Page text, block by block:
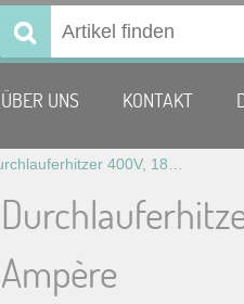
Suchen
ÜBER UNS KONTAKT
Ampère